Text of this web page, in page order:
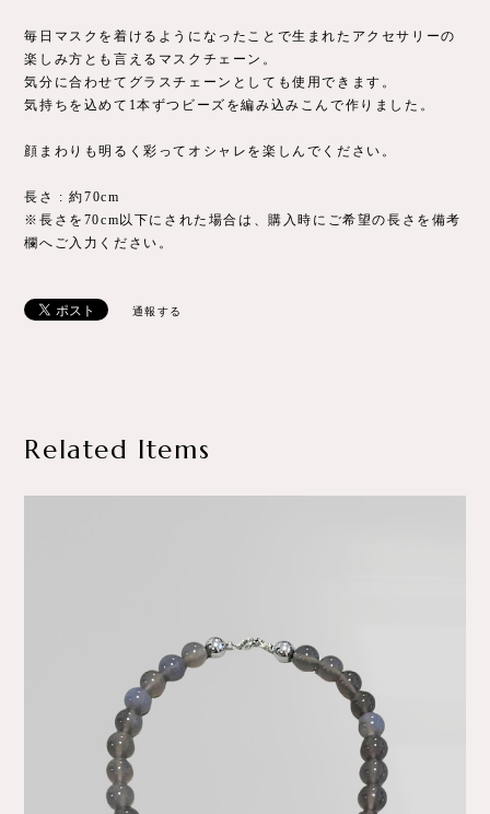
毎日マスクを着けるようになったことで生まれたアクセサリーの
楽しみ方とも言えるマスクチェーン。
気分に合わせてグラスチェーンとしても使用できます。
気持ちを込めて1本ずつビーズを編み込みこんで作りました。
顔まわりも明るく彩ってオシャレを楽しんでください。
長さ : 約70cm
※長さを70cm以下にされた場合は、購入時にご希望の長さを備考
欄へご入力ください。
通報する
Related Items